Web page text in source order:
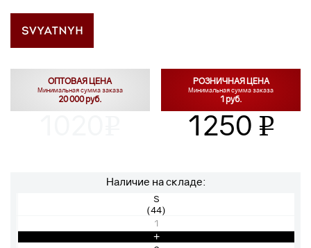
ОПТОВАЯ ЦЕНА
Минимальная сумма заказа
20 000 руб.
РОЗНИЧНАЯ ЦЕНА
Минимальная сумма заказа
1 руб.
1250 v
Наличие на складе:
S
(44)
1
+